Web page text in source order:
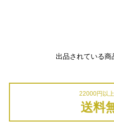
出品されている商
22000円以
送料